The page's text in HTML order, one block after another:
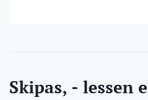
Skipas, - lessen